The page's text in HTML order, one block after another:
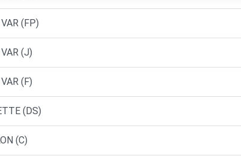
(FP)
(J)
(F)
(DS)
(C)